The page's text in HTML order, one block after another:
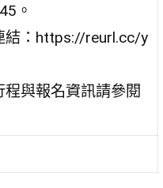
。
結：https://reurl.cc/y
與報名資訊請參閱